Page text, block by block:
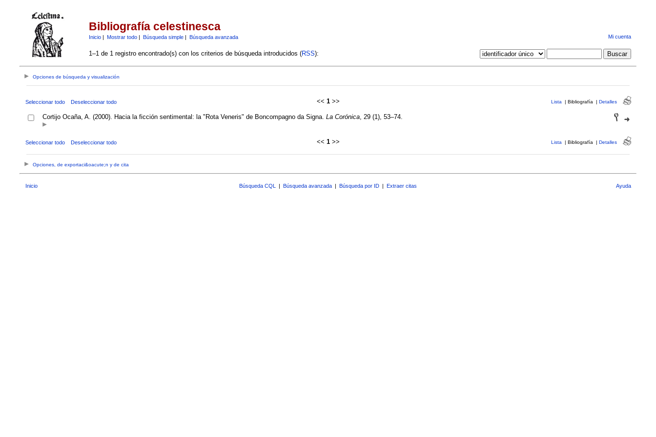
Bibliografía celestinesca
Inicio| Mostrar todo| Búsqueda simple| Búsqueda avanzada Mi cuenta
1–1 de 1 registro encontrado(s) con los criterios de búsqueda introducidos (RSS):
Opciones de búsqueda y visualización
Seleccionar todo Deseleccionar todo << 1>> Lista | Bibliografía | Detalles
Cortijo Ocaña, A. (2000). Hacia la ficción sentimental: la "Rota Veneris" de Boncompagno da Signa. La Corónica, 29 (1), 53–74.
Seleccionar todo Deseleccionar todo << 1>> Lista | Bibliografía | Detalles
Opciones, de exportaci&oacute;n y de cita
Inicio Búsqueda CQL | Búsqueda avanzada | Búsqueda por ID | Extraer citas Ayuda